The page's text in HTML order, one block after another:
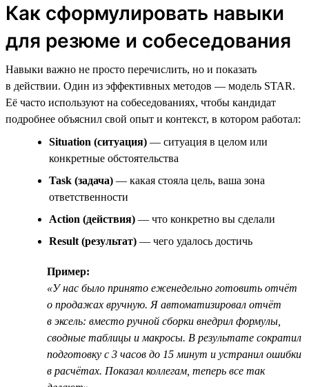
Как сформулировать навыки
для резюме и собеседования
Навыки важно не просто перечислить, но и показать
в действии. Один из эффективных методов — модель STAR.
Её часто используют на собеседованиях, чтобы кандидат
подробнее объяснил свой опыт и контекст, в котором работал:
Situation (ситуация) — ситуация в целом или
конкретные обстоятельства
Task (задача) — какая стояла цель, ваша зона
ответственности
Action (действия) — что конкретно вы сделали
Result (результат) — чего удалось достичь
Пример:
«У нас было принято еженедельно готовить отчёт
о продажах вручную. Я автоматизировал отчёт
в эксель: вместо ручной сборки внедрил формулы,
сводные таблицы и макросы. В результате сократил
подготовку с 3 часов до 15 минут и устранил ошибки
в расчётах. Показал коллегам, теперь все так